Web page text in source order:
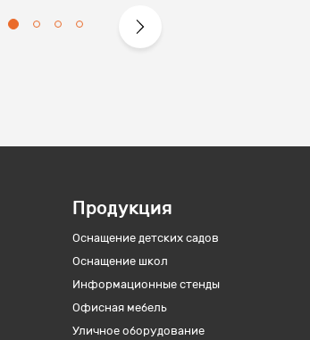
Продукция
Оснащение детских садов
Оснащение школ
Информационные стенды
Офисная мебель
Уличное оборудование